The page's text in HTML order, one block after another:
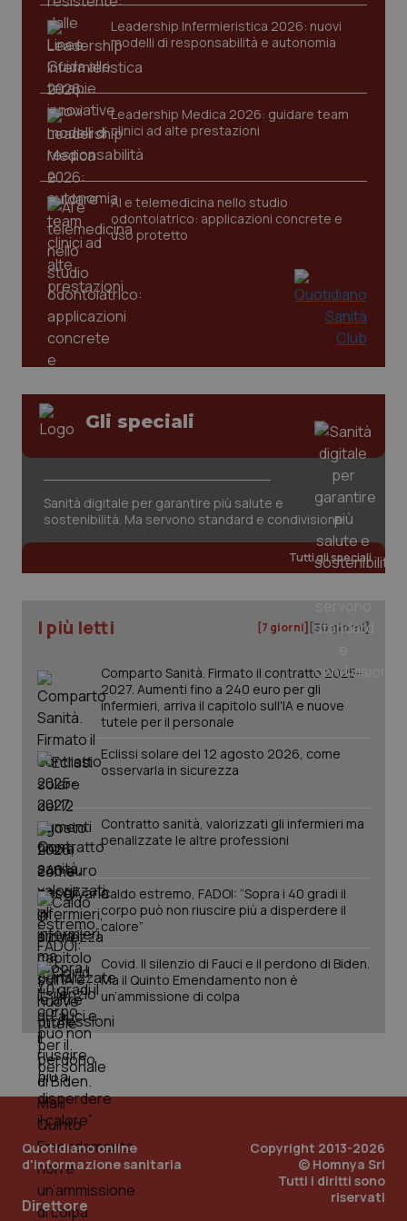
Leadership Infermieristica 2026: nuovi
modelli di responsabilità e autonomia
Leadership Medica 2026: guidare team
clinici ad alte prestazioni
AI e telemedicina nello studio
odontoiatrico: applicazioni concrete e
uso protetto
Gli speciali
Sanità digitale per garantire più salute e
sostenibilità. Ma servono standard e condivisione
Tutti gli speciali
I più letti [7 giorni] [30 giorni]
Comparto Sanità. Firmato il contratto 2025-
2027. Aumenti fino a 240 euro per gli
infermieri, arriva il capitolo sull'IA e nuove
tutele per il personale
Eclissi solare del 12 agosto 2026, come
osservarla in sicurezza
Contratto sanità, valorizzati gli infermieri ma
penalizzate le altre professioni
Caldo estremo, FADOI: “Sopra i 40 gradi il
corpo può non riuscire più a disperdere il
calore”
Covid. Il silenzio di Fauci e il perdono di Biden.
Ma il Quinto Emendamento non è
un’ammissione di colpa
Quotidiano online
d'informazione sanitaria
Direttore
Copyright 2013-2026
© Homnya Srl
Tutti i diritti sono
riservati
.youtube.com
CookieScript
www.quotidianosanita.it
www.quotidianosanita.it
2
tracking-sites-ironfish-
www.quotidianosanita.it
_ga
.quotidianosanita.it
PHPSESSID